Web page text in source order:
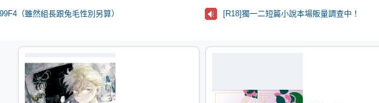
（雖然組長跟兔毛性別另算） [R18]獨一二短篇小說本場販量調查中！